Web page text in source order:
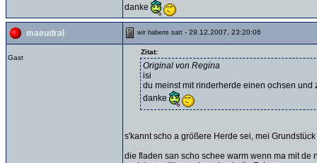
danke
maeudral wir habens satt - 29.12.2007, 23:20:06
Gast
Zitat:
Original von Regina
isi
du meinst mit rinderherde einen ochsen und
danke
s'kannt scho a größere Herde sei, mei
die fladen san scho schee warm wenn ma mit de